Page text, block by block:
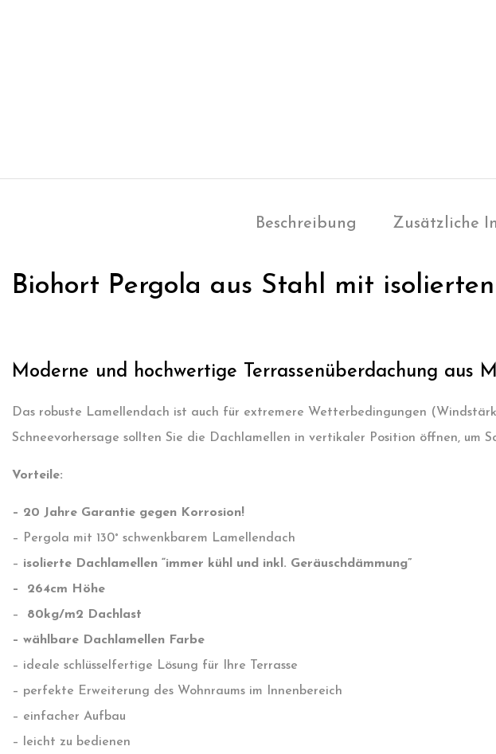
Beschreibung Zusätzliche
Biohort Pergola aus Stahl mit
Moderne und hochwertige Terrassenüberdachung aus
Das robuste Lamellendach ist auch für extremere Wetterbedingungen
Schneevorhersage sollten Sie die Dachlamellen in vertikaler Position öffnen,
Vorteile:
– 20 Jahre Garantie gegen Korrosion!
– Pergola mit 130° schwenkbarem Lamellendach
– isolierte Dachlamellen “immer kühl und inkl. Geräuschdämmung”
– 264cm Höhe
–
80kg/m2 Dachlast
– wählbare Dachlamellen Farbe
– ideale schlüsselfertige Lösung für Ihre Terrasse
– perfekte Erweiterung des Wohnraums im Innenbereich
– einfacher Aufbau
– leicht zu bedienen